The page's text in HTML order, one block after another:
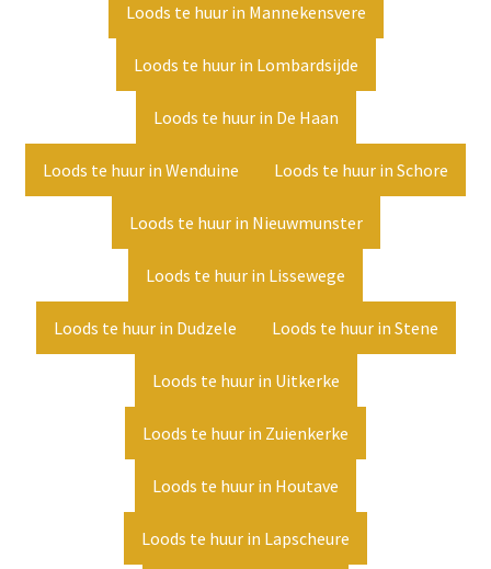
Loods te huur in Mannekensvere
Loods te huur in Lombardsijde
Loods te huur in De Haan
Loods te huur in Wenduine Loods te huur in Schore
Loods te huur in Nieuwmunster
Loods te huur in Lissewege
Loods te huur in Dudzele Loods te huur in Stene
Loods te huur in Uitkerke
Loods te huur in Zuienkerke
Loods te huur in Houtave
Loods te huur in Lapscheure